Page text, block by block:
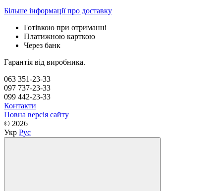
Більше інформації про доставку
Готівкою при отриманні
Платижною карткою
Через банк
Гарантія від виробника.
063 351-23-33
097 737-23-33
099 442-23-33
Контакти
Повна версія сайту
© 2026
Укр Рус